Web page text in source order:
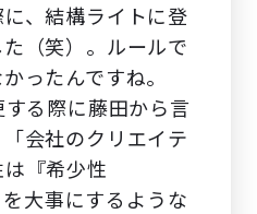
、結構ライトに登
（笑）。ルールで
ったんですね。
る際に藤田から言
会社のクリエイテ
『希少性
大事にするような